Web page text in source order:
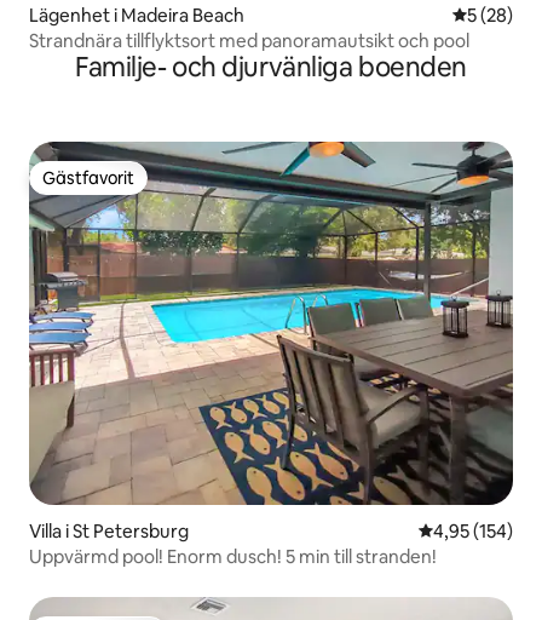
Lägenhet i Madeira Beach 5 av 5 i
5 (28)
Strandnära tillflyktsort med panoramautsikt och pool
Familje- och djurvänliga boenden
Gästfavorit
Gästfavorit
Villa i St Petersburg 4,95 av 5 i
4,95 (154)
Uppvärmd pool! Enorm dusch! 5 min till stranden!